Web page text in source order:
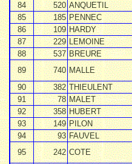
84
520 ANQUETIL
85
185 PENNEC
86
109 HARDY
87
229 LEMOINE
88
537 BREURE
89
740 MALLE
90
382 THIEULENT
91
78 MALET
92
358 HUBERT
93
149 PILON
94
93 FAUVEL
95
242 COTE